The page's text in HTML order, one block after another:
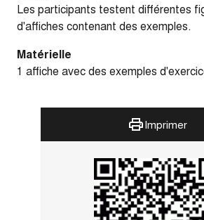
Les participants testent différentes
d'affiches contenant des exemples.
Matérielle
1 affiche avec des exemples
Imprimer